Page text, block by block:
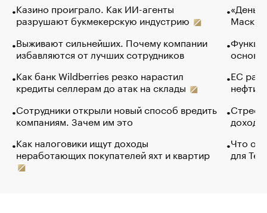
Казино проиграло. Как ИИ-агенты
разрушают букмекерскую индустрию
Выживают сильнейших. Почему компании
избавляются от лучших сотрудников
Как банк Wildberries резко нарастил
кредиты селлерам до атак на склады
Сотрудники открыли новый способ вредить
компаниям. Зачем им это
Как налоговики ищут доходы
неработающих покупателей яхт и квартир
Маск в
основ
ЕС
нефти
Что
для